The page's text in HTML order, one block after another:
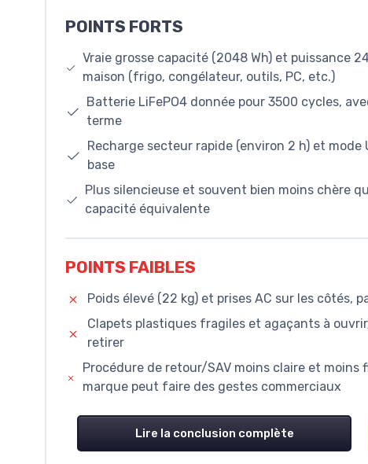
POINTS FORTS
Vraie grosse capacité (2048 Wh) et puissance
maison (frigo, congélateur, outils, PC, etc.)
Batterie LiFePO4 donnée pour 3500 cycles,
terme
Recharge secteur rapide (environ 2 h) et
base
Plus silencieuse et souvent bien moins chère
capacité équivalente
POINTS FAIBLES
Poids élevé (22 kg) et prises AC sur les côtés,
Clapets plastiques fragiles et agaçants à
retirer
Procédure de retour/SAV moins claire et moins
marque peut faire des gestes commerciaux
Lire la conclusion complète